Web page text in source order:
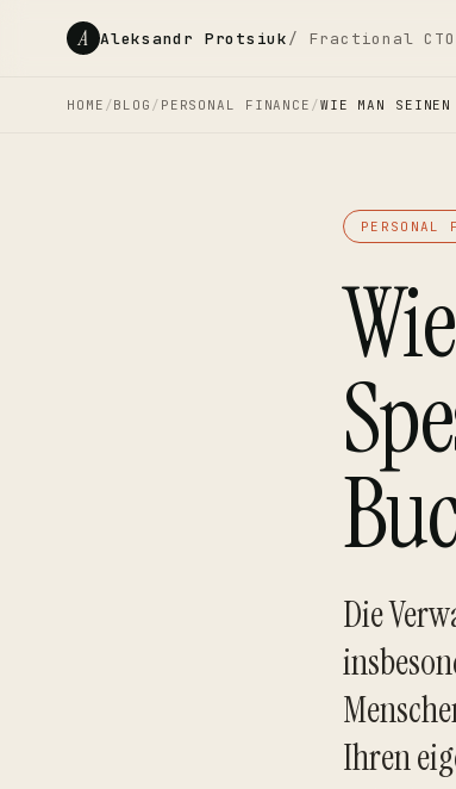
A Aleksandr Protsiuk/ Fractional CTO
HOME /BLOG / PERSONAL FINANCE /WIE MAN
PERSONAL
Die
Ihren